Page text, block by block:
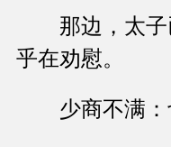
那边，太子
乎在劝慰。
少商不满：